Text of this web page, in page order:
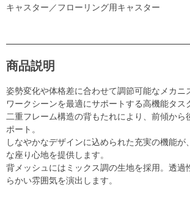
キャスター／フローリング用キャスター
商品説明
姿勢変化や体格差に合わせて調節可能なメカニ
ワークシーンを最適にサポートする高機能タス
二重フレーム構造の背もたれにより、前傾から
ポート。
しなやかなデザインに込められた充実の機能が
な座り心地を提供します。
背メッシュにはミックス調の生地を採用。透過
らかい雰囲気を演出します。